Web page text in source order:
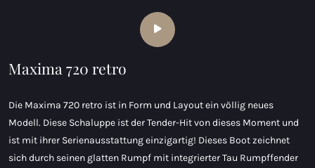
Maxima 720 retro
Die Maxima 720 retro ist in Form und Layout ein völlig neues
Modell. Diese Schaluppe ist der Tender-Hit von dieses Moment und
ist mit ihrer Serienausstattung einzigartig! Dieses Boot zeichnet
sich durch seinen glatten Rumpf mit integrierter Tau Rumpffender